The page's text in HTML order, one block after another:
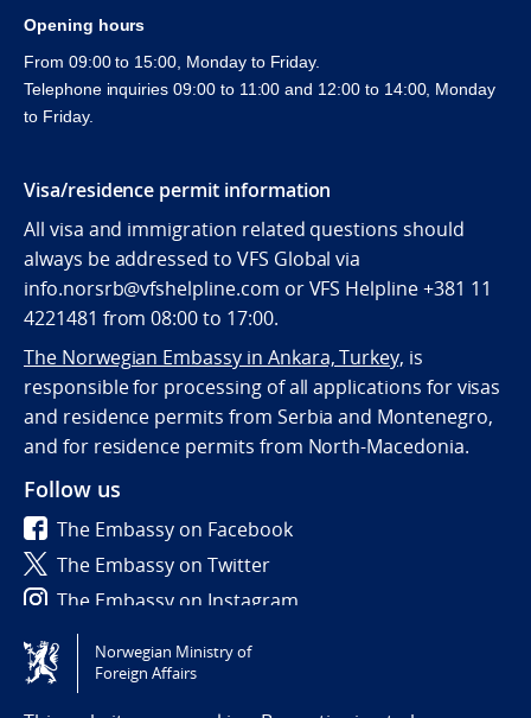
Opening hours
From 09:00 to 15:00, Monday to Friday.
Telephone inquiries 09:00 to 11:00 and 12:00 to 14:00, Monday
to Friday.
Visa/residence permit information
All visa and immigration related questions should
always be addressed to VFS Global via
info.norsrb@vfshelpline.com or VFS Helpline +381 11
4221481 from 08:00 to 17:00.
The Norwegian Embassy in Ankara, Turkey, is
responsible for processing of all applications for visas
and residence permits from Serbia and Montenegro,
and for residence permits from North-Macedonia.
Follow us
The Embassy on Facebook
The Embassy on Twitter
The Embassy on Instagram
Tilgjengelighetserklæring / Accessibility statement
(NO)
Norwegian Ministry of
Foreign Affairs